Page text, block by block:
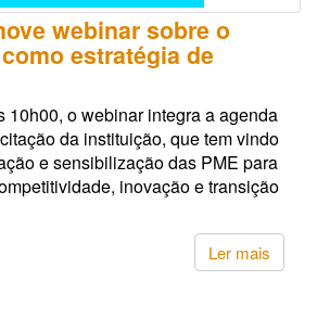
webinar sobre o
estratégia de
10h00, o webinar integra a agenda
da instituição, que tem vindo
e sensibilização das PME para
inovação e transição
Ler mais